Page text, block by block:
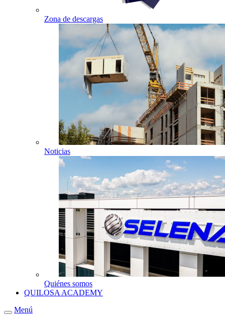
Zona de descargas
Noticias
Quiénes somos
QUILOSA ACADEMY
Menú